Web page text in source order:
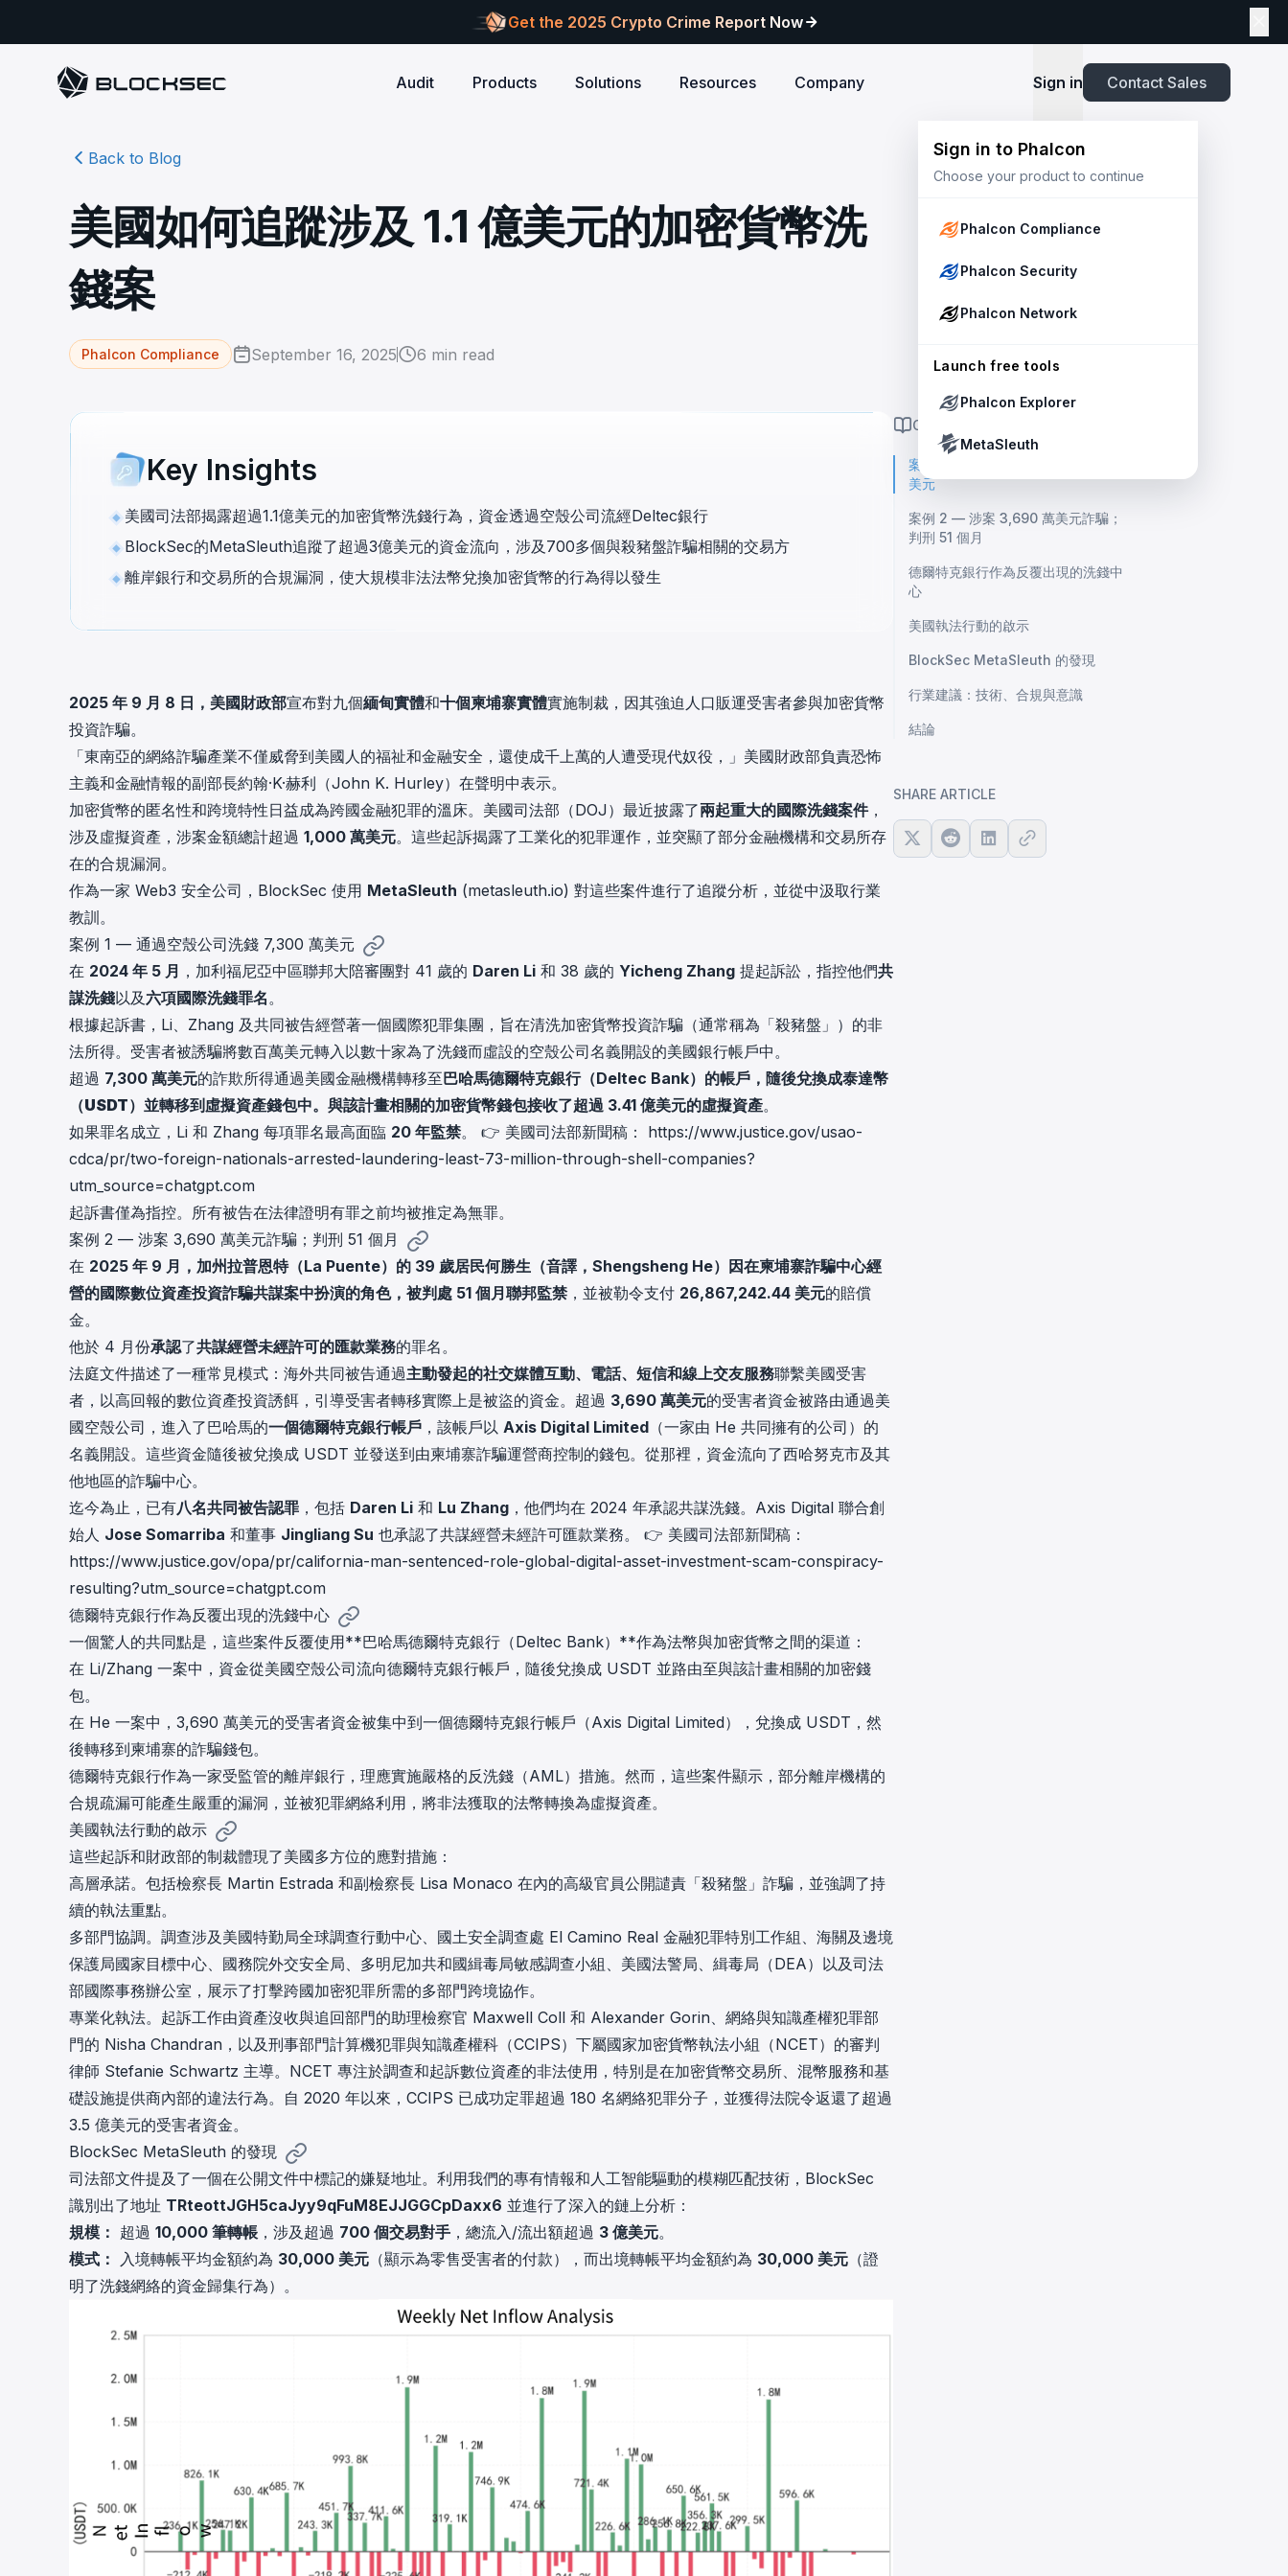
Get the 2025 Crypto Crime Report Now
Audit
robust, reliable, and meets top security
standards.
other infrastructure stack against
Products
Phalcon Security
Detect every threat, alert what
matters, and block attacks in real-
time.
Safe{Wallet} Monitor
ensure your Safe{Wallet}’s security.
Phalcon Explorer
Visualize, simulate, and debug on-
interface.
Phalcon Compliance Free Trial
Identify illicit activities, manage risks,
withdrawn.
screening APIs for crypto compliance.
Trace.ai
New
Trace stolen crypto with AI-powered
on-chain investigation.
TOOLS
Enhance your blockchain explorer with
capabilities.
Simulation API
transaction.
USDT Freeze Checker
Tether’s blacklist in real time.
Solutions
Secure your code pre-launch and block attacks in
real-time. Safeguard both user assets and your
reputation.
Identify illicit activities, manage risks, and ensure
AML/CFT compliance.
Protect your infrastructure before launch. Block
attacks at the source to shield your ecosystem and
reputation.
Stablecoin Issuer
Secure your contracts pre-launch and monitor
stability and regulatory trust.
Build Investor Trust and Secure Your Platform at
every layer: Audit your tokenization contracts,
Resources
security audits by Block Sec.
Security Incidents Library
Free
Comprehensive docs to help you build securely
new.
Playbook New
Whitepaper
Stablecoin Issuer Freeze Risk: A User-Centric
2025 Crypto Crime Report
Handbook
Crypto Payment Compliance Handbook
Company
Where cutting-edge research
meets real-world security.
partners shaping the Web3
security landscape.
Newsroom
news and featured stories.
Sign in
Sign in to Phalcon
Choose your product to continue
Phalcon Compliance
Phalcon Security
Phalcon Network
Launch free tools
Phalcon Explorer
MetaSleuth
Contact Sales
Back to Blog
美國如何追蹤涉及 1.1 億美元的加密貨幣洗
錢案
Phalcon Compliance September 16, 2025 6 min read
Key Insights
美國司法部揭露超過1.1億美元的加密貨幣洗錢行為，資金透過空殼公司流經Deltec銀行
BlockSec的MetaSleuth追蹤了超過3億美元的資金流向，涉及700多個與殺豬盤詐騙相關的交易方
離岸銀行和交易所的合規漏洞，使大規模非法法幣兌換加密貨幣的行為得以發生
2025 年 9 月 8 日，美國財政部宣布對九個緬甸實體和十個柬埔寨實體實施制裁，因其強迫人口販運受害者參與加密貨幣
投資詐騙。
「東南亞的網絡詐騙產業不僅威脅到美國人的福祉和金融安全，還使成千上萬的人遭受現代奴役，」美國財政部負責恐怖
主義和金融情報的副部長約翰·K·赫利（John K. Hurley）在聲明中表示。
加密貨幣的匿名性和跨境特性日益成為跨國金融犯罪的溫床。美國司法部（DOJ）最近披露了兩起重大的國際洗錢案件，
涉及虛擬資產，涉案金額總計超過 1,000 萬美元。這些起訴揭露了工業化的犯罪運作，並突顯了部分金融機構和交易所存
在的合規漏洞。
作為一家 Web3 安全公司，BlockSec 使用 MetaSleuth (metasleuth.io) 對這些案件進行了追蹤分析，並從中汲取行業
教訓。
案例 1 — 通過空殼公司洗錢 7,300 萬美元
在 2024 年 5 月 ，加利福尼亞中區聯邦大陪審團對 41 歲的 Daren Li 和 38 歲的 Yicheng Zhang 提起訴訟，指控他們共
謀洗錢以及六項國際洗錢罪名。
根據起訴書，Li、Zhang 及共同被告經營著一個國際犯罪集團，旨在清洗加密貨幣投資詐騙（通常稱為「殺豬盤」）的非
法所得。受害者被誘騙將數百萬美元轉入以數十家為了洗錢而虛設的空殼公司名義開設的美國銀行帳戶中。
超過 7,300 萬美元的詐欺所得通過美國金融機構轉移至巴哈馬德爾特克銀行（Deltec Bank） 的帳戶，隨後兌換成泰達幣
（USDT）並轉移到虛擬資產錢包中。與該計畫相關的加密貨幣錢包接收了超過 3.41 億美元的虛擬資產。
如果罪名成立，Li 和 Zhang 每項罪名最高面臨 20 年監禁。 👉 美國司法部新聞稿： https://www.justice.gov/usao-
cdca/pr/two-foreign-nationals-arrested-laundering-least-73-million-through-shell-companies?
utm_source=chatgpt.com
起訴書僅為指控。所有被告在法律證明有罪之前均被推定為無罪。
案例 2 — 涉案 3,690 萬美元詐騙；判刑 51 個月
在 2025 年 9 月，加州拉普恩特（La Puente）的 39 歲居民何勝生（音譯，Shengsheng He） 因在柬埔寨詐騙中心經
營的國際數位資產投資詐騙共謀案中扮演的角色，被判處 51 個月聯邦監禁 ，並被勒令支付 26,867,242.44 美元的賠償
金。
他於 4 月份承認了共謀經營未經許可的匯款業務的罪名。
法庭文件描述了一種常見模式：海外共同被告通過主動發起的社交媒體互動、電話、短信和線上交友服務聯繫美國受害
者，以高回報的數位資產投資誘餌，引導受害者轉移實際上是被盜的資金。超過 3,690 萬美元的受害者資金被路由通過美
國空殼公司，進入了巴哈馬的一個德爾特克銀行帳戶 ，該帳戶以 Axis Digital Limited （一家由 He 共同擁有的公司）的
名義開設。這些資金隨後被兌換成 USDT 並發送到由柬埔寨詐騙運營商控制的錢包。從那裡，資金流向了西哈努克市及其
他地區的詐騙中心。
迄今為止，已有八名共同被告認罪 ，包括 Daren Li 和 Lu Zhang ，他們均在 2024 年承認共謀洗錢。Axis Digital 聯合創
始人 Jose Somarriba 和董事 Jingliang Su 也承認了共謀經營未經許可匯款業務。 👉 美國司法部新聞稿：
https://www.justice.gov/opa/pr/california-man-sentenced-role-global-digital-asset-investment-scam-conspiracy-
resulting?utm_source=chatgpt.com
德爾特克銀行作為反覆出現的洗錢中心
一個驚人的共同點是，這些案件反覆使用**巴哈馬德爾特克銀行（Deltec Bank）**作為法幣與加密貨幣之間的渠道：
在 Li/Zhang 一案中，資金從美國空殼公司流向德爾特克銀行帳戶，隨後兌換成 USDT 並路由至與該計畫相關的加密錢
包。
在 He 一案中，3,690 萬美元的受害者資金被集中到一個德爾特克銀行帳戶（Axis Digital Limited），兌換成 USDT，然
後轉移到柬埔寨的詐騙錢包。
德爾特克銀行作為一家受監管的離岸銀行，理應實施嚴格的反洗錢（AML）措施。然而，這些案件顯示，部分離岸機構的
合規疏漏可能產生嚴重的漏洞，並被犯罪網絡利用，將非法獲取的法幣轉換為虛擬資產。
美國執法行動的啟示
這些起訴和財政部的制裁體現了美國多方位的應對措施：
高層承諾。包括檢察長 Martin Estrada 和副檢察長 Lisa Monaco 在內的高級官員公開譴責「殺豬盤」詐騙，並強調了持
續的執法重點。
多部門協調。調查涉及美國特勤局全球調查行動中心、國土安全調查處 El Camino Real 金融犯罪特別工作組、海關及邊境
保護局國家目標中心、國務院外交安全局、多明尼加共和國緝毒局敏感調查小組、美國法警局、緝毒局（DEA）以及司法
部國際事務辦公室，展示了打擊跨國加密犯罪所需的多部門跨境協作。
專業化執法。起訴工作由資產沒收與追回部門的助理檢察官 Maxwell Coll 和 Alexander Gorin、網絡與知識產權犯罪部
門的 Nisha Chandran，以及刑事部門計算機犯罪與知識產權科（CCIPS）下屬國家加密貨幣執法小組（NCET）的審判
律師 Stefanie Schwartz 主導。NCET 專注於調查和起訴數位資產的非法使用，特別是在加密貨幣交易所、混幣服務和基
礎設施提供商內部的違法行為。自 2020 年以來，CCIPS 已成功定罪超過 180 名網絡犯罪分子，並獲得法院令返還了超過
3.5 億美元的受害者資金。
BlockSec MetaSleuth 的發現
司法部文件提及了一個在公開文件中標記的嫌疑地址。利用我們的專有情報和人工智能驅動的模糊匹配技術，BlockSec
識別出了地址 TRteottJGH5caJyy9qFuM8EJJGGCpDaxx6 並進行了深入的鏈上分析：
規模： 超過 10,000 筆轉帳 ，涉及超過 700 個交易對手 ，總流入/流出額超過 3 億美元。
模式：
入境轉帳平均金額約為 30,000 美元 （顯示為零售受害者的付款），而出境轉帳平均金額約為 30,000 美元 （證
明了洗錢網絡的資金歸集行為）。
ON THIS PAGE
案例 1 — 通過空殼公司洗錢 7,300 萬
美元
案例 2 — 涉案 3,690 萬美元詐騙；
判刑 51 個月
德爾特克銀行作為反覆出現的洗錢中
心
美國執法行動的啟示
BlockSec MetaSleuth 的發現
行業建議：技術、合規與意識
結論
SHARE ARTICLE